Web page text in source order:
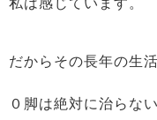
私は感じています。
だからその長年の生
０脚は絶対に治らな